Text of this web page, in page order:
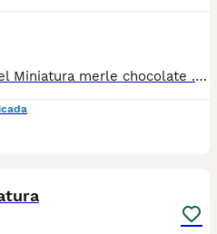
Preciosa cachorrita de teckel Miniatura merle chocolate . Entregamos vacunada desparasitada y garantías por escrito de enfermedades viricas y congénitas de un año . Mandamos a toda España con transporte propio y cualificado . Puedes pagar tú cachorro cuando llegue a casa .